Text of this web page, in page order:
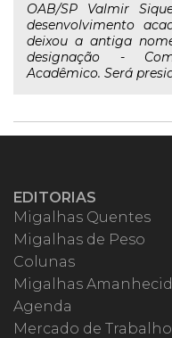
OAB/SP Valmir
desenvolvimento
deixou a antiga
designação -
Acadêmico. Será
EDITORIAS
Migalhas Quentes
Migalhas de Peso
Colunas
Migalhas
Agenda
Mercado de Trabalho